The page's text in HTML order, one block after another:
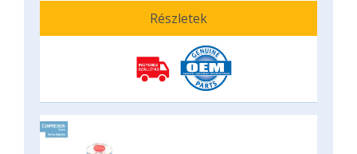
Részletek